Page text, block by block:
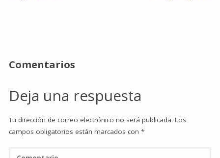
Comentarios
Deja una respuesta
Tu dirección de correo electrónico no será publicada. Los
campos obligatorios están marcados con *